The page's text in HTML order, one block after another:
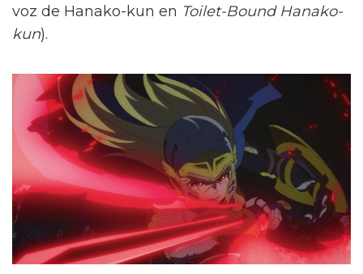
voz de Hanako-kun en Toilet-Bound Hanako-
kun).